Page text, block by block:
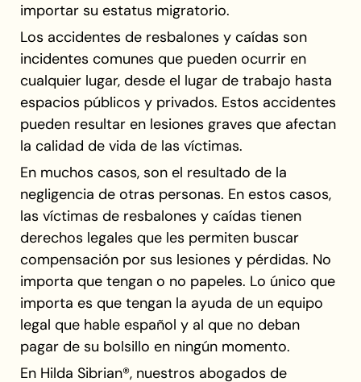
importar su estatus migratorio.
Los accidentes de resbalones y caídas son
incidentes comunes que pueden ocurrir en
cualquier lugar, desde el lugar de trabajo hasta
espacios públicos y privados. Estos accidentes
pueden resultar en lesiones graves que afectan
la calidad de vida de las víctimas.
En muchos casos, son el resultado de la
negligencia de otras personas. En estos casos,
las víctimas de resbalones y caídas tienen
derechos legales que les permiten buscar
compensación por sus lesiones y pérdidas. No
importa que tengan o no papeles. Lo único que
importa es que tengan la ayuda de un equipo
legal que hable español y al que no deban
pagar de su bolsillo en ningún momento.
En Hilda Sibrian®, nuestros abogados de